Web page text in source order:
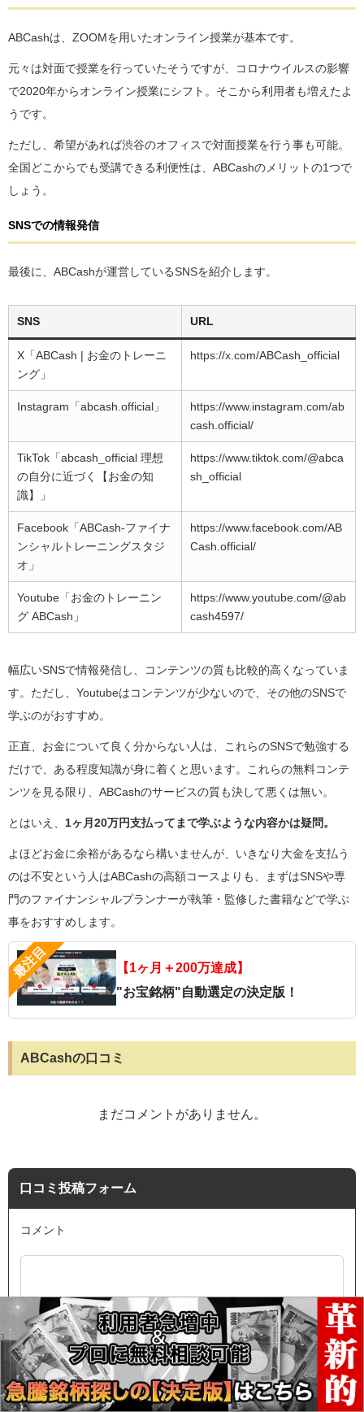
ABCashは、ZOOMを用いたオンライン授業が基本です。
元々は対面で授業を行っていたそうですが、コロナウイルスの影響
で2020年からオンライン授業にシフト。そこから利用者も増えたよ
うです。
ただし、希望があれば渋谷のオフィスで対面授業を行う事も可能。
全国どこからでも受講できる利便性は、ABCashのメリットの1つで
しょう。
SNSでの情報発信
最後に、ABCashが運営しているSNSを紹介します。
SNS URL
X「ABCash | お金のトレーニ
ング」
https://x.com/ABCash_official
Instagram「abcash.official」
https://www.instagram.com/ab
cash.official/
TikTok「abcash_official 理想
の自分に近づく【お金の知
識】」
https://www.tiktok.com/@abca
sh_official
Facebook「ABCash-ファイナ
ンシャルトレーニングスタジ
オ」
https://www.facebook.com/AB
Cash.official/
Youtube「お金のトレーニン
グ ABCash」
https://www.youtube.com/@ab
cash4597/
幅広いSNSで情報発信し、コンテンツの質も比較的高くなっていま
す。ただし、Youtubeはコンテンツが少ないので、その他のSNSで
学ぶのがおすすめ。
正直、お金について良く分からない人は、これらのSNSで勉強する
だけで、ある程度知識が身に着くと思います。これらの無料コンテ
ンツを見る限り、ABCashのサービスの質も決して悪くは無い。
とはいえ、 1ヶ月20万円支払ってまで学ぶような内容かは疑問。
よほどお金に余裕があるなら構いませんが、いきなり大金を支払う
のは不安という人はABCashの高額コースよりも、まずはSNSや専
門のファイナンシャルプランナーが執筆・監修した書籍などで学ぶ
事をおすすめします。
【1ヶ月＋200万達成】
"お宝銘柄"自動選定の決定版！
ABCashの口コミ
まだコメントがありません。
口コミ投稿フォーム
コメント